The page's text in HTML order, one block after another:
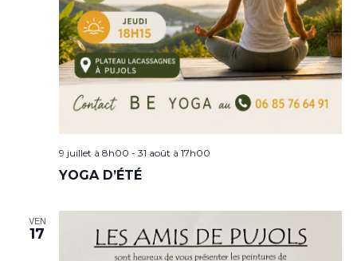
9 juillet à 8h00 - 31 août à 17h00
YOGA D’ÉTÉ
VEN
17